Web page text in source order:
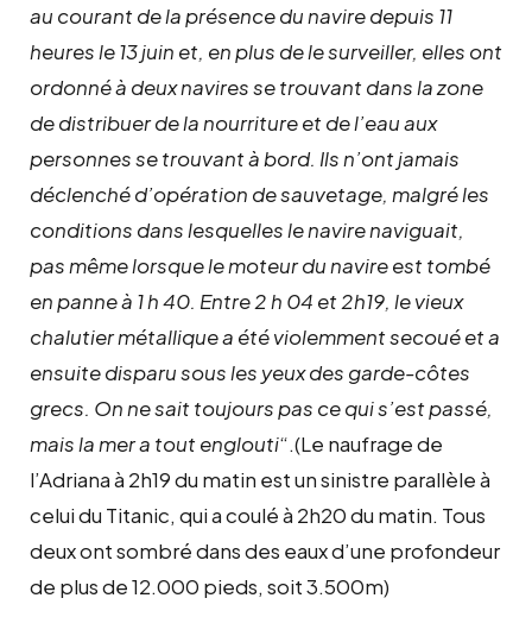
au courant de la présence du navire depuis 11
heures le 13 juin et, en plus de le surveiller, elles ont
ordonné à deux navires se trouvant dans la zone
de distribuer de la nourriture et de l’eau aux
personnes se trouvant à bord. Ils n’ont jamais
déclenché d’opération de sauvetage, malgré les
conditions dans lesquelles le navire naviguait,
pas même lorsque le moteur du navire est tombé
en panne à 1 h 40. Entre 2 h 04 et 2h19, le vieux
chalutier métallique a été violemment secoué et a
ensuite disparu sous les yeux des garde-côtes
grecs. On ne sait toujours pas ce qui s’est passé,
mais la mer a tout englouti“.(Le naufrage de
l’Adriana à 2h19 du matin est un sinistre parallèle à
celui du Titanic, qui a coulé à 2h20 du matin. Tous
deux ont sombré dans des eaux d’une profondeur
de plus de 12.000 pieds, soit 3.500m)